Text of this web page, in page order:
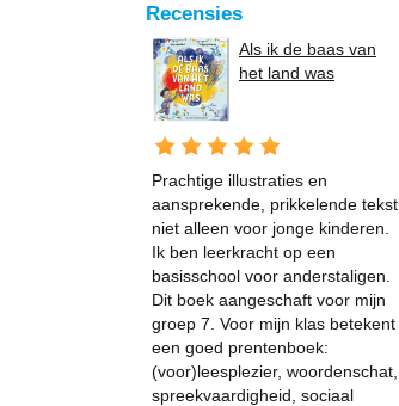
Recensies
Als ik de baas van
het land was
Prachtige illustraties en
aansprekende, prikkelende tekst,
niet alleen voor jonge kinderen.
Ik ben leerkracht op een
basisschool voor anderstaligen.
Dit boek aangeschaft voor mijn
groep 7. Voor mijn klas betekent
een goed prentenboek:
(voor)leesplezier, woordenschat,
spreekvaardigheid, sociaal